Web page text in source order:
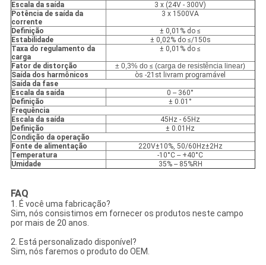
Escala da saída
3 x (24V - 300V)
Potência de saída da
corrente
3 x 1500VA
Definição
± 0,01% do ≤
Estabilidade
± 0,02% do ≤/150s
Taxa do regulamento da
carga
± 0,01% do ≤
Fator de distorção ± 0,3% do ≤(carga de resistência linear)
Saída dos harmônicos
òs -21st livram programável
Saída da fase
Escala da saída
0 -- 360°
Definição
± 0.01°
Frequência
Escala da saída
45Hz - 65Hz
Definição
± 0.01Hz
Condição da operação
Fonte de alimentação
220V±10%, 50/60Hz±2Hz
Temperatura
-10°C -- +40°C
Umidade
35% -- 85%RH
FAQ
1. É você uma fabricação?
Sim, nós consistimos em fornecer os produtos neste campo
por mais de 20 anos.
2. Está personalizado disponível?
Sim, nós faremos o produto do OEM.